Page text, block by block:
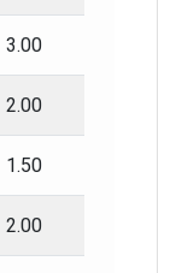
3.00
2.00
1.50
2.00